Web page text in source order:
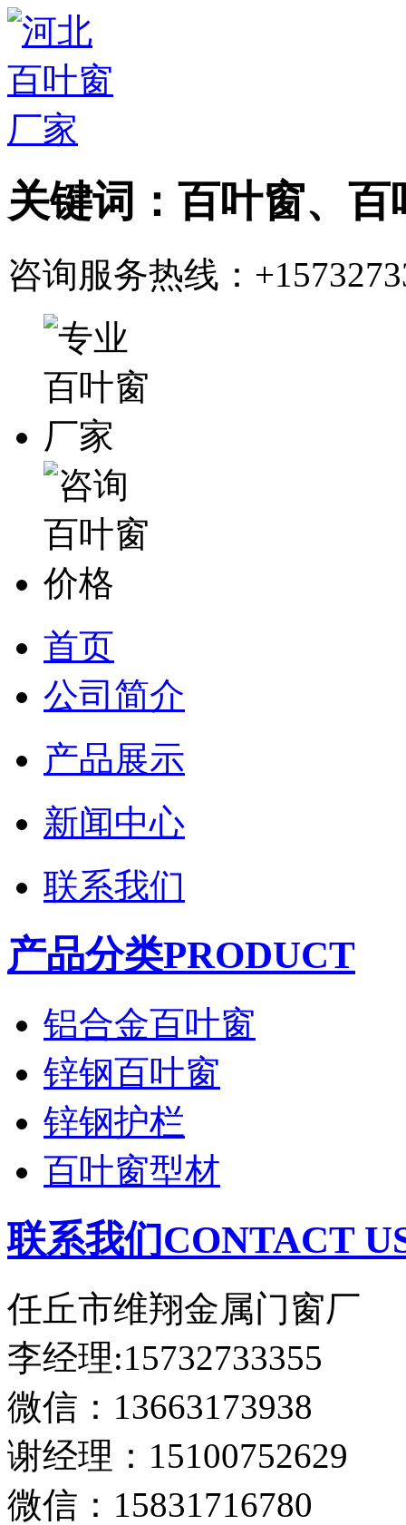
关键词：百叶窗、
咨询服务热线：
首页
公司简介
产品展示
新闻中心
联系我们
产品分类PRODUCT
铝合金百叶窗
锌钢百叶窗
锌钢护栏
百叶窗型材
联系我们CONTACT
任丘市维翔金属门窗厂
李经理:15732733355
微信：13663173938
谢经理：15100752629
微信：15831716780